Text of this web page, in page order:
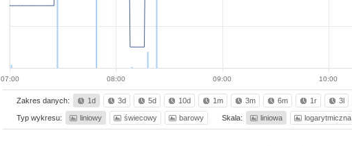
07:00 08:00 09:00 10:00
Zakres danych: 1d 3d 5d 10d 1m 3m 6m 1r 3l
Typ wykresu: liniowy świecowy barowy Skala: liniowa logarytmiczna